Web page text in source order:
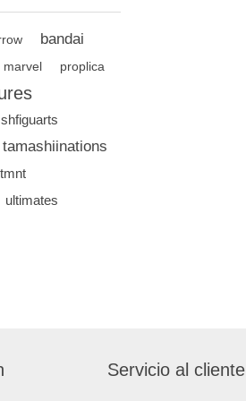
bandai
marvel proplica
shfiguarts
tamashiinations
tmnt
ultimates
Servicio al cliente